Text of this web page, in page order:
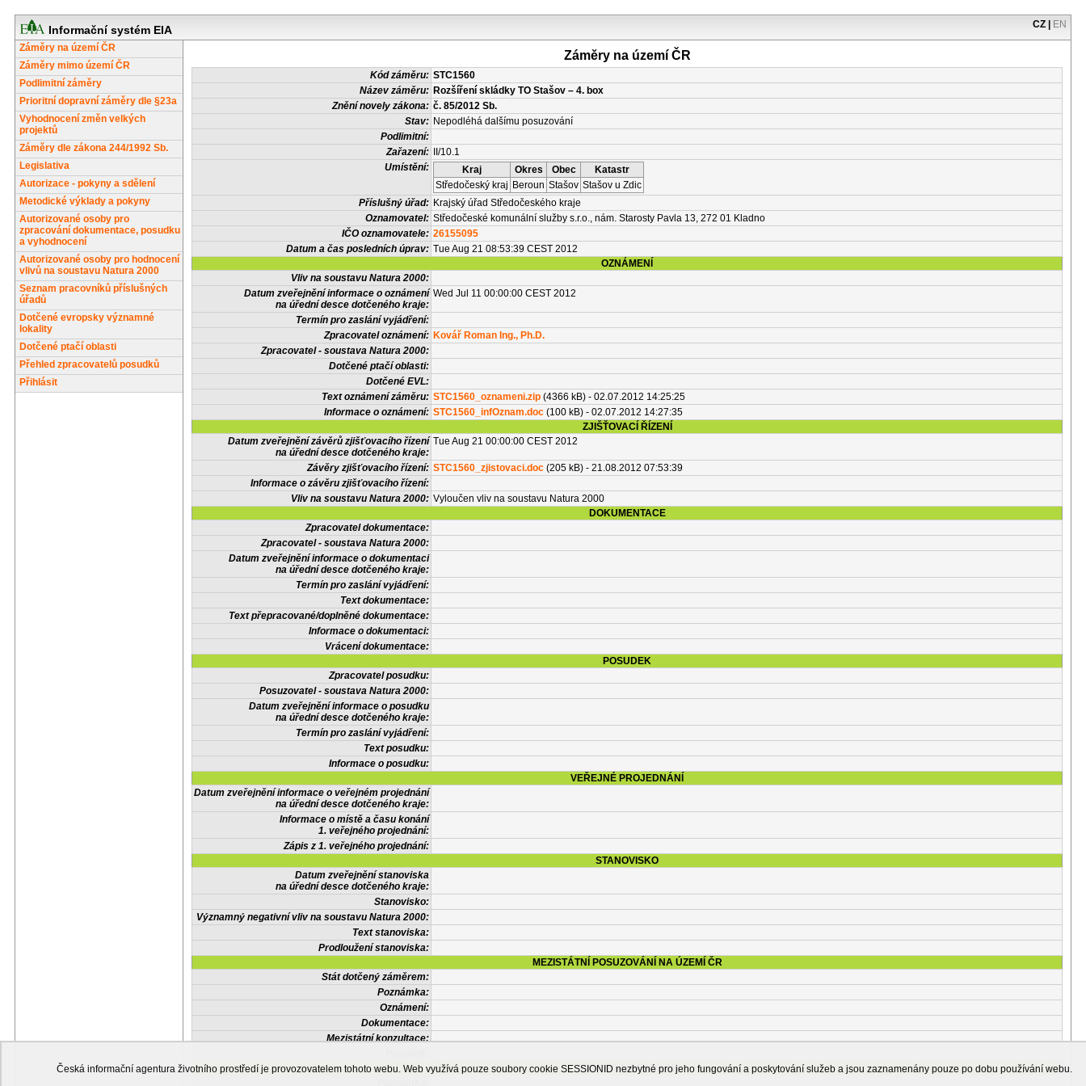
Informační systém EIA CZ EN
Záměry na území ČR
Záměry mimo území ČR
Podlimitní záměry
Prioritní dopravní záměry dle §23a
Vyhodnocení změn velkých
projektů
Záměry dle zákona 244/1992 Sb.
Legislativa
Autorizace - pokyny a sdělení
Metodické výklady a pokyny
Autorizované osoby pro
zpracování dokumentace, posudku
a vyhodnocení
Autorizované osoby pro hodnocení
vlivů na soustavu Natura 2000
Seznam pracovníků příslušných
úřadů
Dotčené evropsky významné
lokality
Dotčené ptačí oblasti
Přehled zpracovatelů posudků
Přihlásit
Záměry na území ČR
Kód záměru: STC1560
Název záměru: Rozšíření skládky TO Stašov – 4. box
Znění novely zákona: č. 85/2012 Sb.
Stav: Nepodléhá dalšímu posuzování
Podlimitní:
Zařazení:
II/10.1
Umístění:
Kraj Okres Obec
Katastr
Středočeský kraj Beroun Stašov Stašov u Zdic
Příslušný úřad: Krajský úřad Středočeského kraje
Oznamovatel: Středočeské komunální služby s.r.o., nám. Starosty Pavla 13, 272 01 Kladno
IČO oznamovatele: 26155095
Datum a čas posledních úprav: Tue Aug 21 08:53:39 CEST 2012
OZNÁMENÍ
Vliv na soustavu Natura 2000:
Datum zveřejnění informace o oznámení
na úřední desce dotčeného kraje:
Wed Jul 11 00:00:00 CEST 2012
Termín pro zaslání vyjádření:
Zpracovatel oznámení: Kovář Roman Ing., Ph.D.
Zpracovatel - soustava Natura 2000:
Dotčené ptačí oblasti:
Dotčené EVL:
Text oznámení záměru: STC1560_oznameni.zip (4366 kB) - 02.07.2012 14:25:25
Informace o oznámení: STC1560_infOznam.doc (100 kB) - 02.07.2012 14:27:35
ZJIŠŤOVACÍ ŘÍZENÍ
Datum zveřejnění závěrů zjišťovacího řízení
na úřední desce dotčeného kraje:
Tue Aug 21 00:00:00 CEST 2012
Závěry zjišťovacího řízení: STC1560_zjistovaci.doc (205 kB) - 21.08.2012 07:53:39
Informace o závěru zjišťovacího řízení:
Vliv na soustavu Natura 2000: Vyloučen vliv na soustavu Natura 2000
DOKUMENTACE
Zpracovatel dokumentace:
Zpracovatel - soustava Natura 2000:
Datum zveřejnění informace o dokumentaci
na úřední desce dotčeného kraje:
Termín pro zaslání vyjádření:
Text dokumentace:
Text přepracované/doplněné dokumentace:
Informace o dokumentaci:
Vrácení dokumentace:
POSUDEK
Zpracovatel posudku:
Posuzovatel - soustava Natura 2000:
Datum zveřejnění informace o posudku
na úřední desce dotčeného kraje:
Termín pro zaslání vyjádření:
Text posudku:
Informace o posudku:
VEŘEJNÉ PROJEDNÁNÍ
Datum zveřejnění informace o veřejném projednání
na úřední desce dotčeného kraje:
Informace o místě a času konání
1. veřejného projednání:
Zápis z 1. veřejného projednání:
STANOVISKO
Datum zveřejnění stanoviska
na úřední desce dotčeného kraje:
Stanovisko:
Významný negativní vliv na soustavu Natura 2000:
Text stanoviska:
Prodloužení stanoviska:
MEZISTÁTNÍ POSUZOVÁNÍ NA ÚZEMÍ ČR
Stát dotčený záměrem:
Poznámka:
Oznámení:
Dokumentace:
Mezistátní konzultace:
OSTATNÍ INFORMACE
Česká informační agentura životního prostředí je provozovatelem tohoto webu. Web využívá pouze soubory cookie SESSIONID nezbytné pro jeho fungování a poskytování služeb a jsou zaznamenány pouze po dobu používání webu.